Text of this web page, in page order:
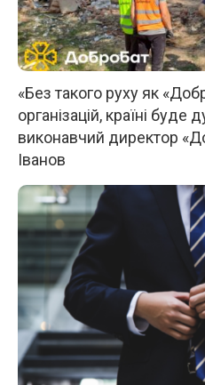
«Без такого руху як
організацій, країні
виконавчий директор
Іванов